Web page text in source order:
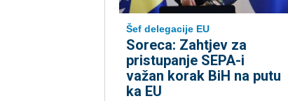
Šef delegacije EU
Soreca: Zahtjev za
pristupanje SEPA-i
važan korak BiH na putu
ka EU